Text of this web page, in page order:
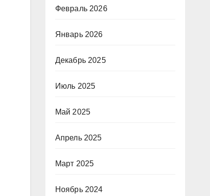
Февраль 2026
Январь 2026
Декабрь 2025
Июль 2025
Май 2025
Апрель 2025
Март 2025
Ноябрь 2024